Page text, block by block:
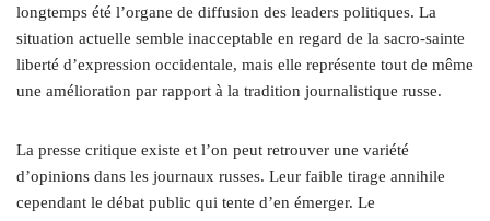
longtemps été l’organe de diffusion des leaders politiques. La
situation actuelle semble inacceptable en regard de la sacro-sainte
liberté d’expression occidentale, mais elle représente tout de même
une amélioration par rapport à la tradition journalistique russe.
La presse critique existe et l’on peut retrouver une variété
d’opinions dans les journaux russes. Leur faible tirage annihile
cependant le débat public qui tente d’en émerger. Le